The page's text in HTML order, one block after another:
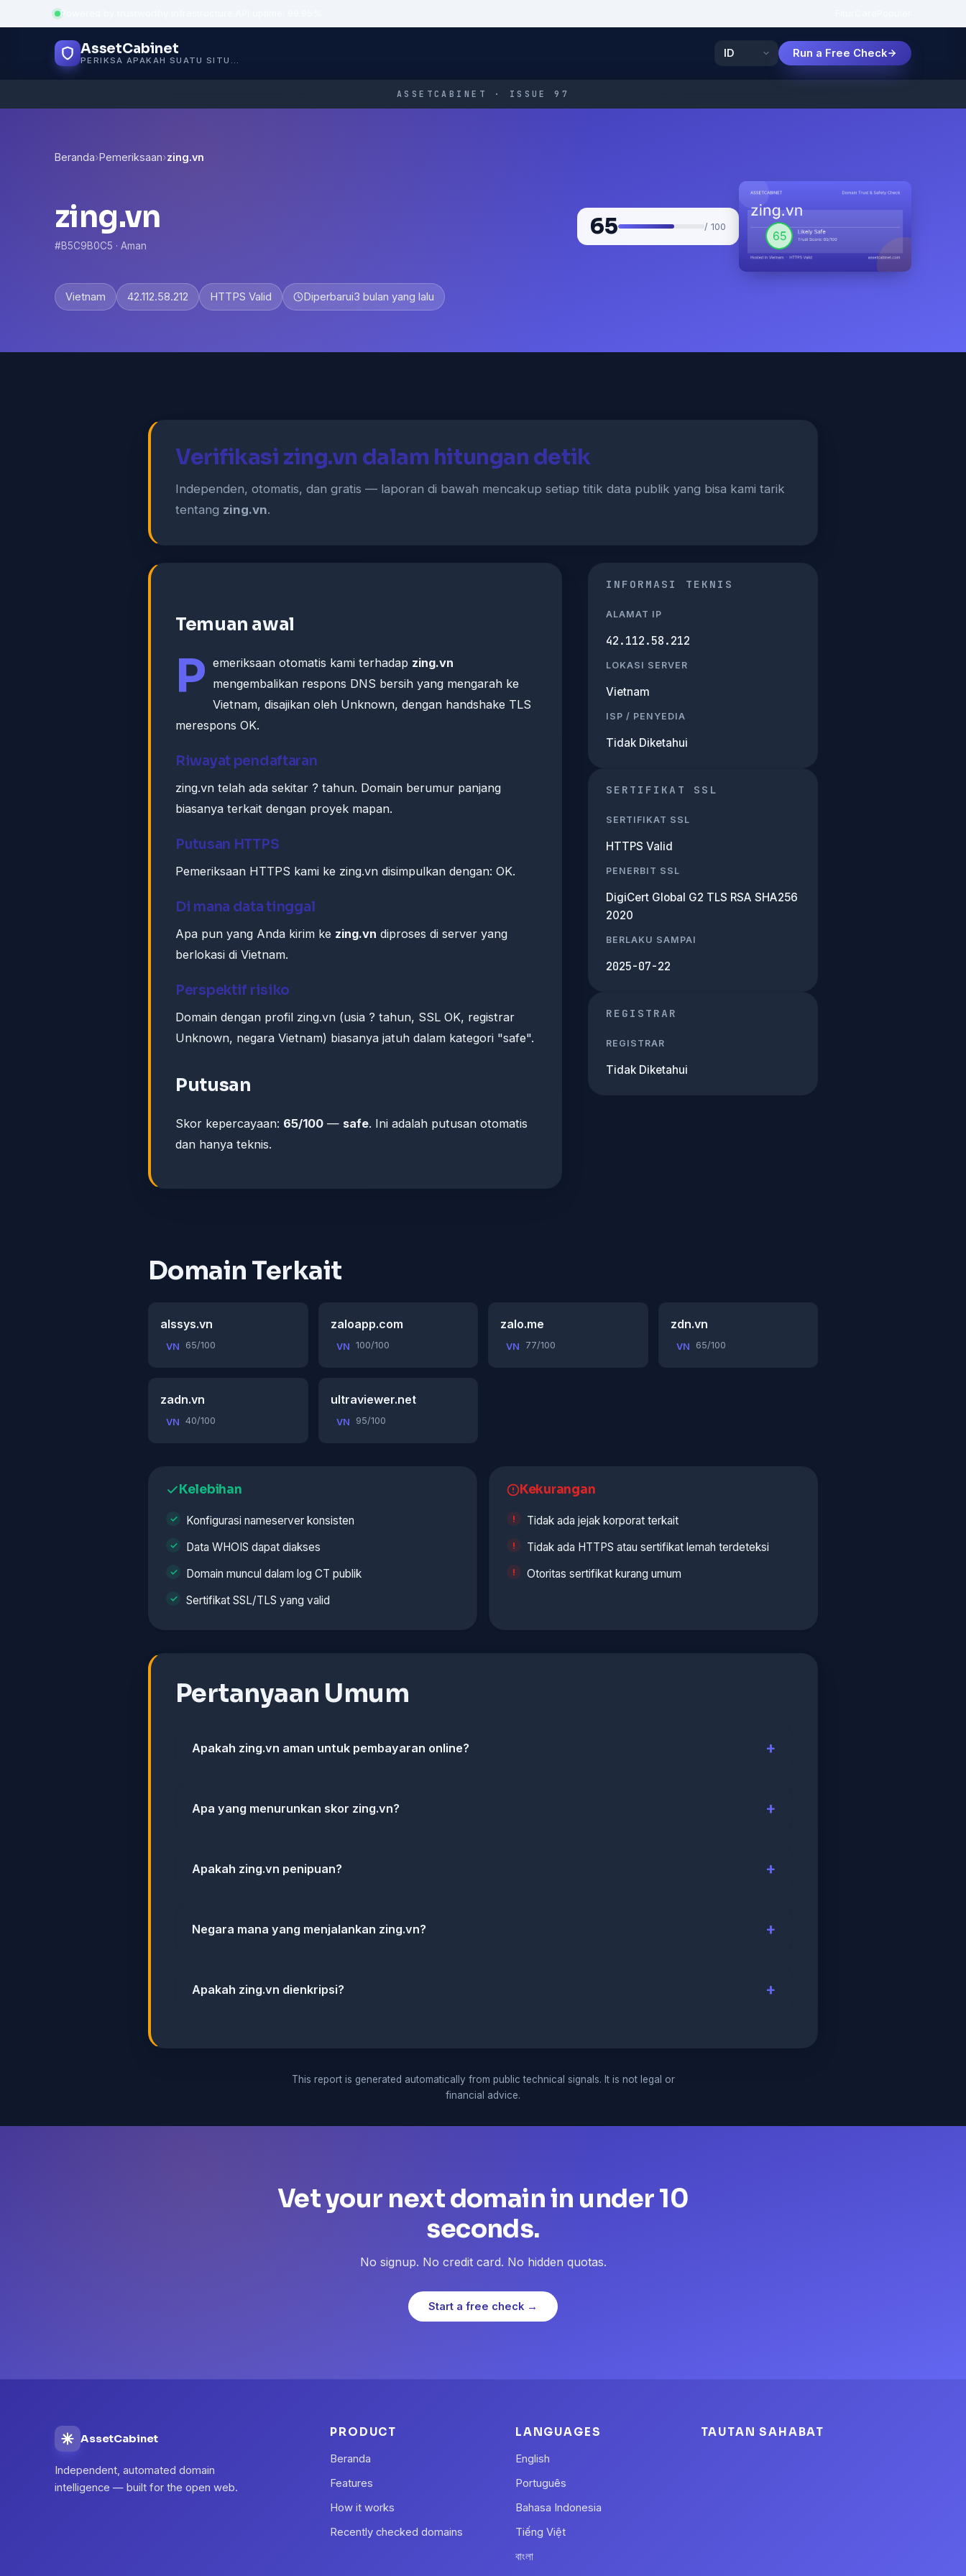
Powered by trustworthy infrastructure
AssetCabinet
PERIKSA APAKAH SUATU SITUS AMAN
Run a Free Check
ASSETCABINET · ISSUE 97
Beranda›Pemeriksaan›zing.vn
zing.vn
#B5C9B0C5 · Aman
65 / 100
Vietnam 42.112.58.212 HTTPS Valid Diperbarui3 bulan yang lalu
Verifikasi zing.vn dalam hitungan detik
Independen, otomatis, dan gratis — laporan di bawah mencakup setiap titik data publik yang bisa kami tarik
tentang zing.vn.
Temuan awal
P emeriksaan otomatis kami terhadap zing.vn
mengembalikan respons DNS bersih yang mengarah ke
Vietnam, disajikan oleh Unknown, dengan handshake TLS
merespons OK.
Riwayat pendaftaran
zing.vn telah ada sekitar ? tahun. Domain berumur panjang
biasanya terkait dengan proyek mapan.
Putusan HTTPS
Pemeriksaan HTTPS kami ke zing.vn disimpulkan dengan: OK.
Di mana data tinggal
Apa pun yang Anda kirim ke zing.vn diproses di server yang
berlokasi di Vietnam.
Perspektif risiko
Domain dengan profil zing.vn (usia ? tahun, SSL OK, registrar
Unknown, negara Vietnam) biasanya jatuh dalam kategori "safe".
Putusan
Skor kepercayaan: 65/100 — safe. Ini adalah putusan otomatis
dan hanya teknis.
INFORMASI TEKNIS
ALAMAT IP
42.112.58.212
LOKASI SERVER
Vietnam
ISP / PENYEDIA
Tidak Diketahui
SERTIFIKAT SSL
SERTIFIKAT SSL
HTTPS Valid
PENERBIT SSL
DigiCert Global G2 TLS RSA SHA256
2020
BERLAKU SAMPAI
2025-07-22
REGISTRAR
REGISTRAR
Tidak Diketahui
Domain Terkait
alssys.vn
VN 65/100
zaloapp.com
VN 100/100
zalo.me
VN 77/100
zdn.vn
VN 65/100
zadn.vn
VN 40/100
ultraviewer.net
VN 95/100
Kelebihan
Konfigurasi nameserver konsisten
Data WHOIS dapat diakses
Domain muncul dalam log CT publik
Sertifikat SSL/TLS yang valid
Kekurangan
Tidak ada jejak korporat terkait
Tidak ada HTTPS atau sertifikat lemah terdeteksi
Otoritas sertifikat kurang umum
Pertanyaan Umum
Apakah zing.vn aman untuk pembayaran online?
Apa yang menurunkan skor zing.vn?
Apakah zing.vn penipuan?
Negara mana yang menjalankan zing.vn?
Apakah zing.vn dienkripsi?
This report is generated automatically from public technical signals. It is not legal or
financial advice.
Vet your next domain in under 10
seconds.
No signup. No credit card. No hidden quotas.
Start a free check →
AssetCabinet
Independent, automated domain
intelligence — built for the open web.
PRODUCT
Beranda
Features
How it works
Recently checked domains
LANGUAGES
English
Português
Bahasa Indonesia
Tiếng Việt
বাংলা
TAUTAN SAHABAT